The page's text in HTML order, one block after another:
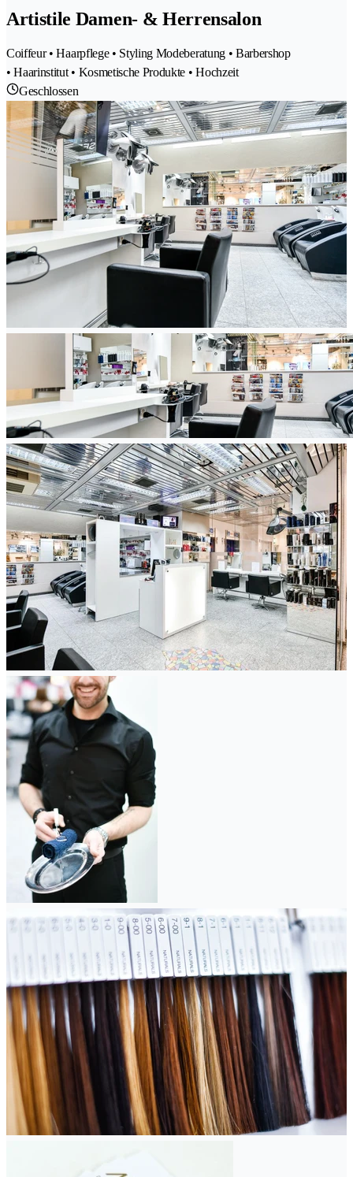
Artistile Damen- & Herrensalon
Coiffeur • Haarpflege • Styling Modeberatung • Barbershop
• Haarinstitut • Kosmetische Produkte • Hochzeit
Geschlossen